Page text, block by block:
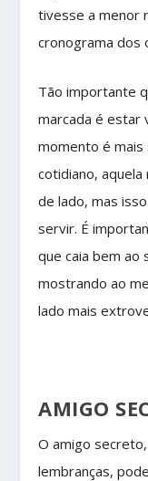
tivesse a menor
cronograma dos
Tão importante
marcada é estar
momento é
cotidiano,
de lado, mas
servir. É
que caia bem ao
mostrando ao
lado mais
AMIGO
O amigo
lembranças,